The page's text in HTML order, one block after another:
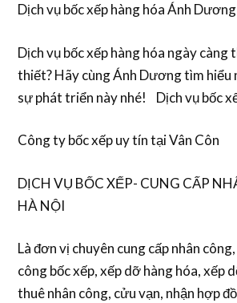
Dịch vụ bốc xếp hàng hóa Ánh Dương
Dịch vụ bốc xếp hàng hóa ngày càng
thiết? Hãy cùng Ánh Dương tìm hiểu
sự phát triển này nhé! Dịch vụ bốc
Công ty bốc xếp uy tín tại Vân Côn
DỊCH VỤ BỐC XẾP- CUNG CẤP
HÀ NỘI
Là đơn vị chuyên cung cấp nhân
công bốc xếp, xếp dỡ hàng hóa, xếp
thuê nhân công, cửu vạn, nhận hợp